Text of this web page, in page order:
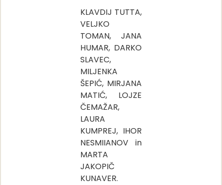
KLAVDIJ TUTTA,
VELJKO
TOMAN, JANA
HUMAR, DARKO
SLAVEC,
MILJENKA
ŠEPIĆ, MIRJANA
MATIĆ, LOJZE
ČEMAŽAR,
LAURA
KUMPREJ, IHOR
NESMIIANOV in
MARTA
JAKOPIČ
KUNAVER.